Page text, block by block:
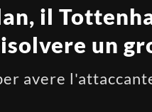
il
un
avere